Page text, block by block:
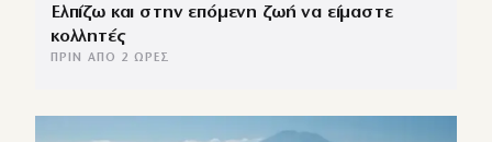
Ελπίζω και στην επόμενη ζωή να είμαστε
κολλητές
ΠΡΙΝ ΑΠΌ 2 ΏΡΕΣ